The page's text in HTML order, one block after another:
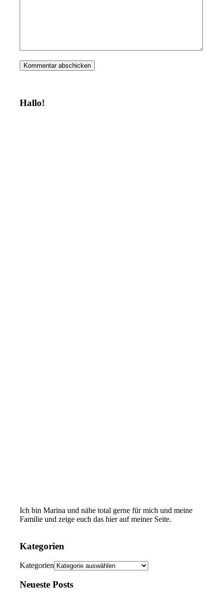
Hallo!
Ich bin Marina und nähe total gerne für mich und meine
Familie und zeige euch das hier auf meiner Seite.
Kategorien
Kategorien
Neueste Posts